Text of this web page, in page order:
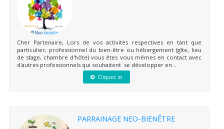
Cher Partenaire, Lors de vos activités respectives en tant que
particulier, professionnel du bien-être ou hébergement (gîte, lieu
de stage, chambre d'hôte) vous êtes vous mêmes en contact avec
d'autres professionnels qui souhaitent se développer en...
Cliquez ici
PARRAINAGE NEO-BIENÊTRE